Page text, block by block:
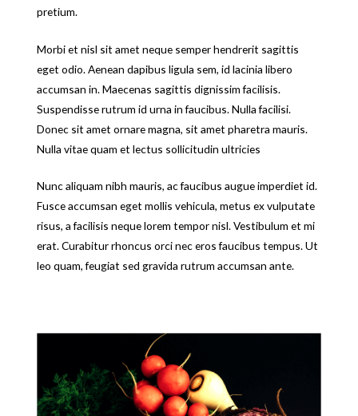
pretium.
Morbi et nisl sit amet neque semper hendrerit sagittis
eget odio. Aenean dapibus ligula sem, id lacinia libero
accumsan in. Maecenas sagittis dignissim facilisis.
Suspendisse rutrum id urna in faucibus. Nulla facilisi.
Donec sit amet ornare magna, sit amet pharetra mauris.
Nulla vitae quam et lectus sollicitudin ultricies
Nunc aliquam nibh mauris, ac faucibus augue imperdiet id.
Fusce accumsan eget mollis vehicula, metus ex vulputate
risus, a facilisis neque lorem tempor nisl. Vestibulum et mi
erat. Curabitur rhoncus orci nec eros faucibus tempus. Ut
leo quam, feugiat sed gravida rutrum accumsan ante.